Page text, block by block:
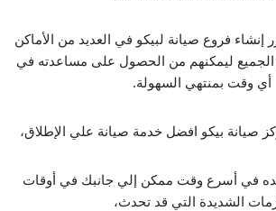
إنشاء فروع صيانة لبيكو في العديد من الأماكن
ليمكنهم من الحصول على مساعدته في
أي وقت بمنتهي السهولة.
صيانة بيكو افضل خدمة صيانة علي الإطلاق،
في أسرع وقت ممكن إلي جانبك في أوقات
الشديدة التي قد تحدث،